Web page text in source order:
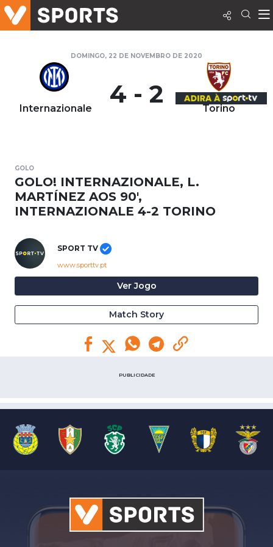
DOMINGO, 22 DE NOVEMBRO DE 2020
Internazionale 4 - 2 Torino
GOLO
GOLO! INTERNAZIONALE, L.
MARTÍNEZ AOS 90',
INTERNAZIONALE 4-2 TORINO
SPORT TV
www.sporttv.pt
Ver Jogo
Match Story
PUBLICIDADE